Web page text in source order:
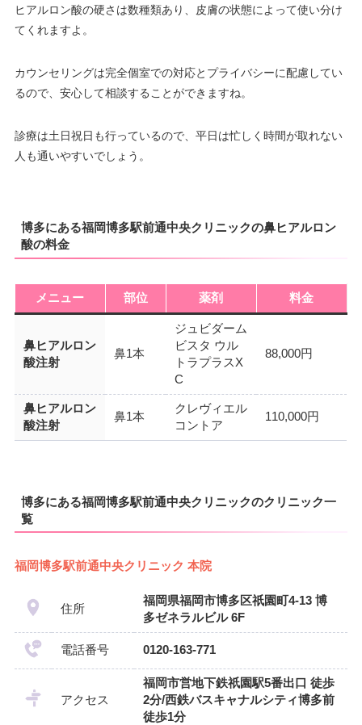
ヒアルロン酸の硬さは数種類あり、皮膚の状態によって使い分け
てくれますよ。
カウンセリングは完全個室での対応とプライバシーに配慮してい
るので、安心して相談することができますね。
診療は土日祝日も行っているので、平日は忙しく時間が取れない
人も通いやすいでしょう。
博多にある福岡博多駅前通中央クリニックの鼻ヒアルロン
酸の料金
メニュー 部位 薬剤 料金
鼻ヒアルロン
酸注射
鼻1本
ジュビダーム
ビスタ ウル
トラプラスX
C
88,000円
鼻ヒアルロン
酸注射
鼻1本
クレヴィエル
コントア
110,000円
博多にある福岡博多駅前通中央クリニックのクリニック一
覧
福岡博多駅前通中央クリニック 本院
住所
福岡県福岡市博多区祇園町4-13 博
多ゼネラルビル 6F
電話番号 0120-163-771
アクセス
福岡市営地下鉄祇園駅5番出口 徒歩
2分/西鉄バスキャナルシティ博多前
徒歩1分